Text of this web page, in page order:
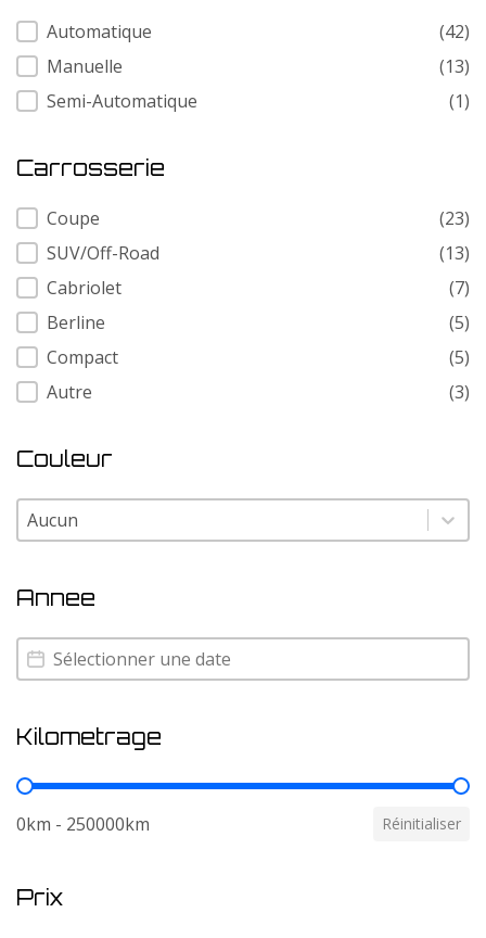
Transmission
Automatique
(42)
Manuelle
(13)
Semi-Automatique
(1)
Carrosserie
Carrosserie
Coupe
(23)
SUV/Off-Road
(13)
Cabriolet
(7)
Berline
(5)
Compact
(5)
Autre
(3)
Couleur
Couleur
Couleur
Annee
Annee
Annee
Kilometrage
Kilometrage
0km - 250000km Réinitialiser
Prix